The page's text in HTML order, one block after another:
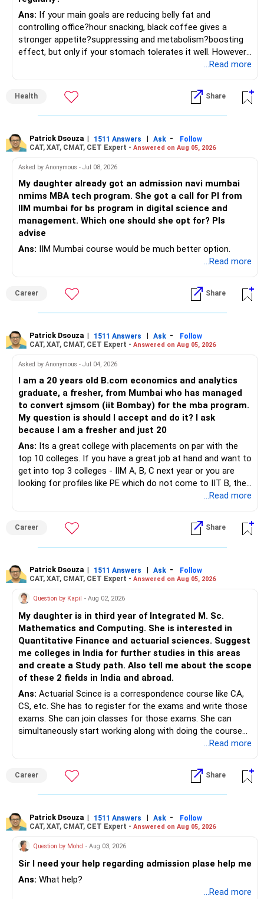
investments can be routed through mutual funds.
» Emergency Planning
– Keep around 6 to 12 months of expenses in liquid
– Keep this amount separate from long-term investments.
– Use it only for emergencies.
» Insurance Review
– Ensure adequate health insurance for yourself and family.
– Maintain sufficient term insurance if anyone depends on
your income.
– Review insurance cover every few years.
» Tax Planning
– Avoid frequent buying and selling.
above Rs.1.25 lakh is taxed at 12.5%.
– STCG on equity mutual funds is taxed at 20%.
– Plan redemptions carefully to improve post-tax returns.
» Future Wealth Building
– Increase your SIP whenever income increases.
– Invest bonuses and incentives instead of spending them.
– Review your portfolio once every year.
– Stay invested for the long term.
– Your financial discipline has already created a strong
foundation.
– Continue building wealth through regular SIPs and
disciplined investing.
and Small Cap funds can support long-term growth.
– Regular reviews, higher SIPs and patience will play a bigger
role than trying to time the market.
K. Ramalingam, MBA, CFP,
https://www.linkedin.com/in/ramalingamcfp/
» Return Expectations
– A well-managed diversified portfolio has the potential to
generate around 12% to 15% XIRR over a long period.
– Some years may even give negative returns. Patience is
– Review the portfolio once every year.
– Rebalance if one category grows much faster than
others.
– Avoid frequent buying and selling based on market news.
– Equity mutual fund gains held for more than one year
qualify as long-term capital gains.
– STCG is taxed at 20%.
» Finally
– Focus on asset allocation rather than chasing the best-
performing fund.
– Invest for at least 7 to 10 years.
– Stay with quality actively managed mutual funds.
– Annual review and disciplined holding can improve the
Best Regards,
K. Ramalingam, MBA, CFP,
AMFI-Registered MFD – ARN 4188
www.holisticinvestment.in
https://www.linkedin.com/in/ramalingamcfp/
Ans: If your main goals are reducing belly fat and
controlling office?hour snacking, black coffee gives a
stronger appetite?suppressing and metabolism?boosting
effect, but only if your stomach tolerates it well. However,
if you struggle with acidity, stress, or jitteriness, black tea
to consistent calorie control, protein?rich meals, fiber?rich
snacks, daily exercise and reducing late?night eating.
...Read more
Health Share
Patrick Dsouza | 1511 Answers | Ask -
Follow
CAT, XAT, CMAT, CET Expert - Answered on Aug 05, 2026
Asked by Anonymous - Jul 08, 2026
My daughter already got an admission navi mumbai
nmims MBA tech program. She got a call for PI from
IIM mumbai for bs program in digital science and
management. Which one should she opt for? Pls
advise
Ans: IIM Mumbai course would be much better option.
...Read more
Career Share
Patrick Dsouza | 1511 Answers | Ask -
Follow
CAT, XAT, CMAT, CET Expert - Answered on Aug 05, 2026
Asked by Anonymous - Jul 04, 2026
I am a 20 years old B.com economics and analytics
graduate, a fresher, from Mumbai who has managed
to convert sjmsom (iit Bombay) for the mba program.
My question is should I accept and do it? I ask
because I am a fresher and just 20
Ans: Its a great college with placements on par with the
top 10 colleges. If you have a great job at hand and want to
get into top 3 colleges - IIM A, B, C next year or you are
looking for profiles like PE which do not come to IIT B, then
...Read more
Career Share
Patrick Dsouza | 1511 Answers | Ask -
Follow
CAT, XAT, CMAT, CET Expert - Answered on Aug 05, 2026
Question by Kapil - Aug 02, 2026
My daughter is in third year of Integrated M. Sc.
Mathematics and Computing. She is interested in
Quantitative Finance and actuarial sciences. Suggest
me colleges in India for further studies in this areas
and create a Study path. Also tell me about the scope
of these 2 fields in India and abroad.
Ans: Actuarial Scince is a correspondence course like CA,
CS, etc. She has to register for the exams and write those
exams. She can join classes for those exams. She can
simultaneously start working along with doing the course
...Read more
Career Share
Patrick Dsouza | 1511 Answers | Ask -
Follow
CAT, XAT, CMAT, CET Expert - Answered on Aug 05, 2026
Question by Mohd - Aug 03, 2026
Sir I need your help regarding admission plase help me
Ans: What help?
...Read more